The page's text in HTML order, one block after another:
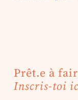
Prêt.e à
Inscris-toi